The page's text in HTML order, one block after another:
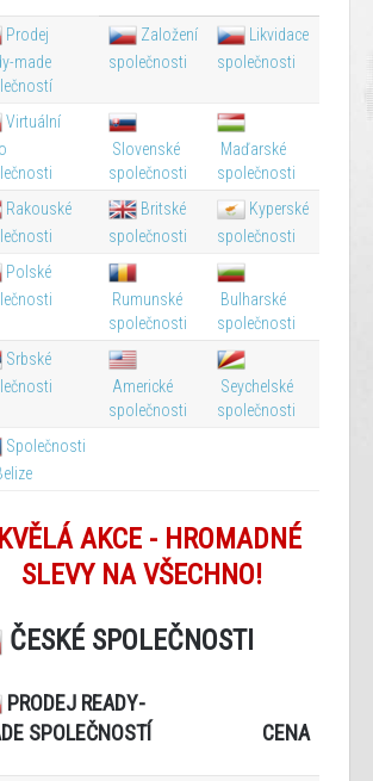
Prodej
made
Založení
společnosti
Likvidace
společnosti
Virtuální
Slovenské
společnosti
Maďarské
společnosti
Rakouské
Britské
společnosti
Kyperské
společnosti
Polské
Rumunské
společnosti
Bulharské
společnosti
Srbské
Americké
společnosti
Seychelské
společnosti
Společnosti
AKCE - HROMADNÉ
SLEVY NA VŠECHNO!
ČESKÉ SPOLEČNOSTI
PRODEJ READY-
SPOLEČNOSTÍ
CENA